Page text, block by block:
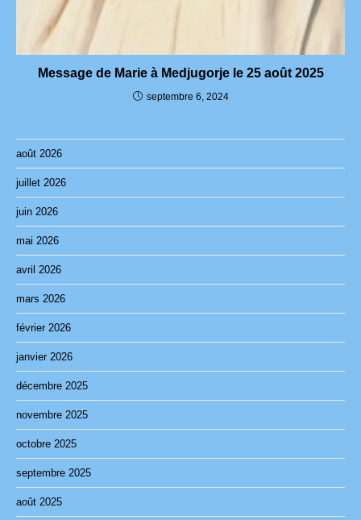
Message de Marie à Medjugorje le 25 août 2025
septembre 6, 2024
août 2026
juillet 2026
juin 2026
mai 2026
avril 2026
mars 2026
février 2026
janvier 2026
décembre 2025
novembre 2025
octobre 2025
septembre 2025
août 2025